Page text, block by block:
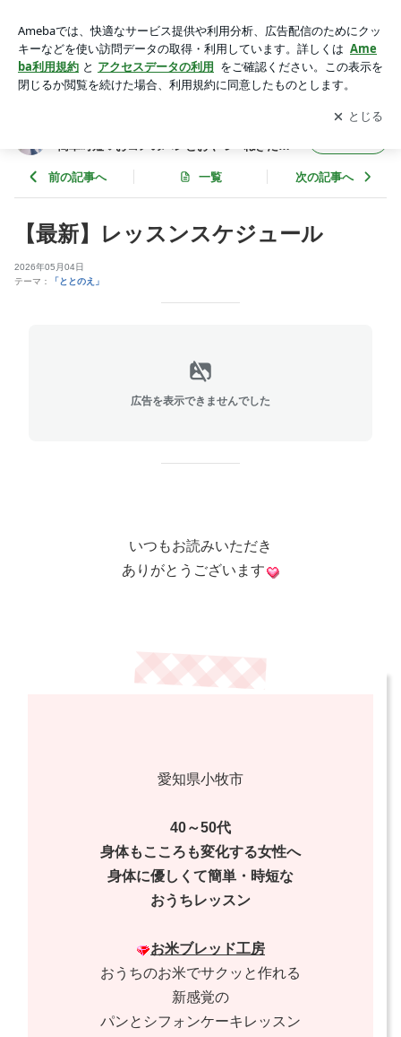
ライン】アラフィフ アラフォーの簡単時短♡おコメのパンと
おやつ ねぎたさちよ♪
アプリをダウンロードして ブログの更新通知
を受け取りまし
ょう。
開く
簡単時短♡おコメのパンとおやつ ねぎたさ
前の記事へ 一覧 次の記事へ
【最新】レッスンスケジュール
2026年05月04日
テーマ：
「ととのえ」
広告を表示できませんでした
いつもお読みいただき
ありがとうございます
愛知県小牧市
40～50代
身体もこころも変化する女性へ
身体に優しくて簡単・時短な
おうちレッスン
お米ブレッド工房
おうちのお米でサクッと作れる
新感覚の
パンとシフォンケーキレッスン